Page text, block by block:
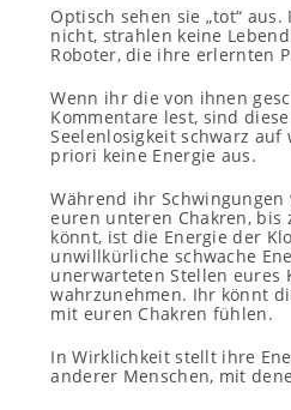
Optisch sehen sie „tot“
nicht, strahlen keine
Roboter, die ihre erlernten
Wenn ihr die von ihnen
Kommentare lest, sind
Seelenlosigkeit schwarz auf
priori keine Energie aus.
Während ihr
euren unteren Chakren, bis
könnt, ist die Energie der
unwillkürliche schwache
unerwarteten Stellen eures
wahrzunehmen. Ihr könnt
mit euren Chakren fühlen.
In Wirklichkeit stellt ihre
anderer Menschen, mit